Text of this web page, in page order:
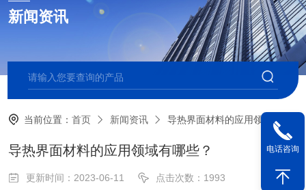
新闻资讯
当前位置：首页 新闻资讯 导热界面材料的应用领域有哪些？
导热界面材料的应用领域有哪些？
更新时间：2023-06-11 点击次数：1993
电话咨询